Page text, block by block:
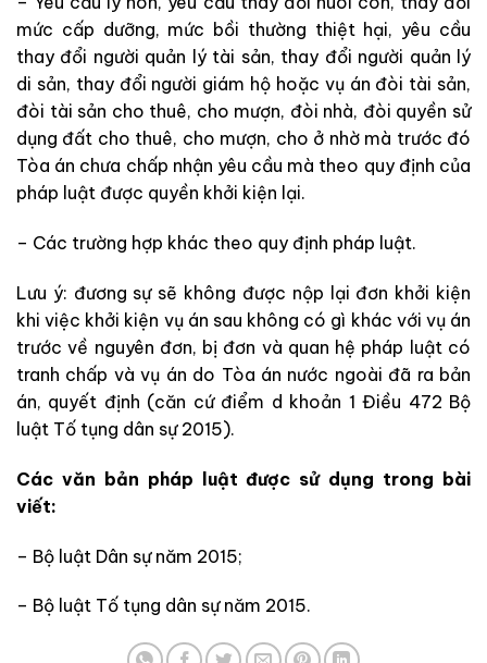
mức cấp dưỡng, mức bồi thường thiệt hại, yêu cầu
thay đổi người quản lý tài sản, thay đổi người quản lý
di sản, thay đổi người giám hộ hoặc vụ án đòi tài sản,
đòi tài sản cho thuê, cho mượn, đòi nhà, đòi quyền sử
dụng đất cho thuê, cho mượn, cho ở nhờ mà trước đó
Tòa án chưa chấp nhận yêu cầu mà theo quy định của
pháp luật được quyền khởi kiện lại.
– Các trường hợp khác theo quy định pháp luật.
Lưu ý: đương sự sẽ không được nộp lại đơn khởi kiện
khi việc khởi kiện vụ án sau không có gì khác với vụ án
trước về nguyên đơn, bị đơn và quan hệ pháp luật có
tranh chấp và vụ án do Tòa án nước ngoài đã ra bản
án, quyết định (căn cứ điểm d khoản 1 Điều 472 Bộ
luật Tố tụng dân sự 2015).
Các văn bản pháp luật được sử dụng trong bài
viết:
– Bộ luật Dân sự năm 2015;
– Bộ luật Tố tụng dân sự năm 2015.